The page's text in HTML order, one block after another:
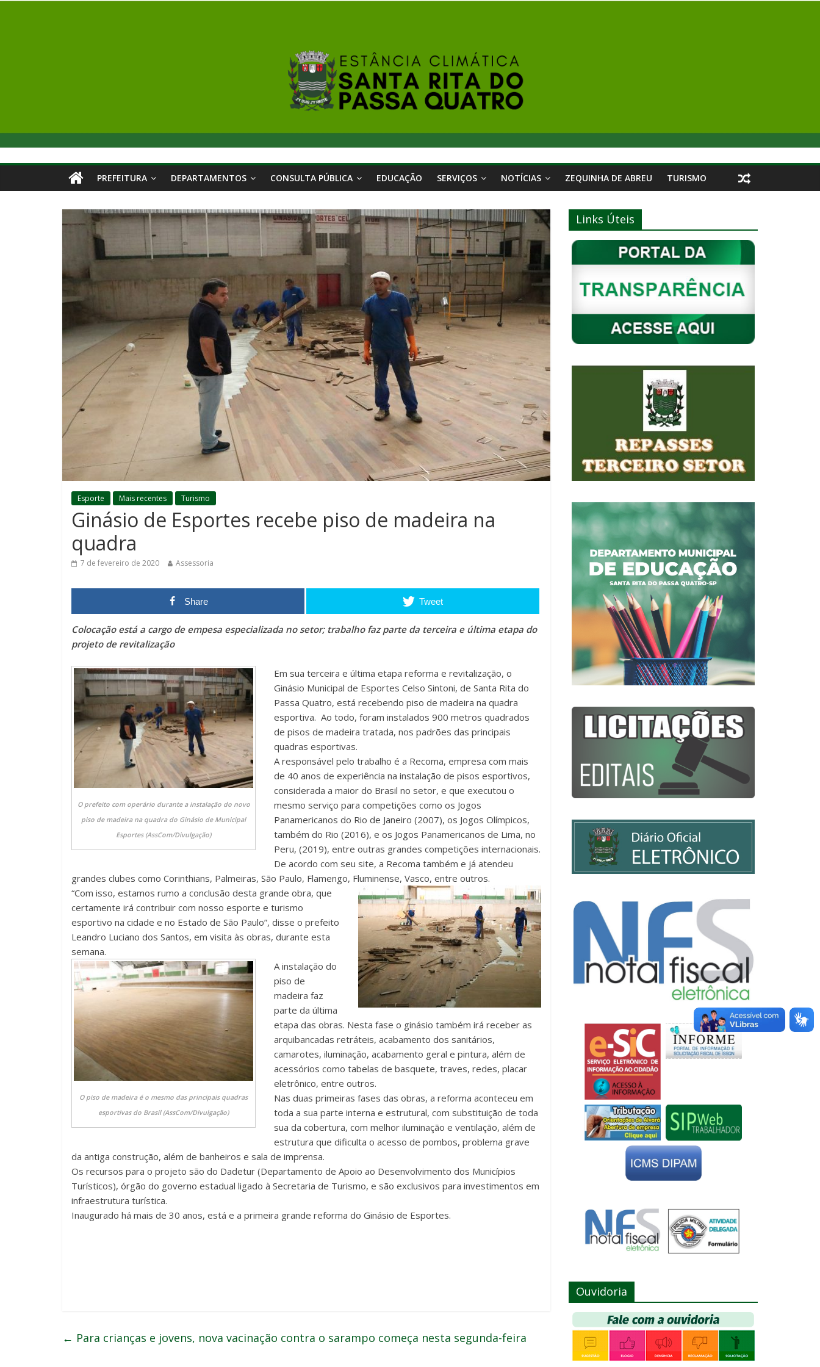
PREFEITURA DEPARTAMENTOS CONSULTA PÚBLICA EDUCAÇÃO SERVIÇOS NOTÍCIAS ZEQUINHA DE ABREU TURISMO
Esporte Mais recentes Turismo
Ginásio de Esportes recebe piso de madeira na
quadra
7 de fevereiro de 2020 Assessoria
Share Tweet
Colocação está a cargo de empesa especializada no setor; trabalho faz parte da terceira e última etapa do
projeto de revitalização
O prefeito com operário durante a instalação do novo
piso de madeira na quadra do Ginásio de Municipal
Esportes (AssCom/Divulgação)
Em sua terceira e última etapa reforma e revitalização, o
Ginásio Municipal de Esportes Celso Sintoni, de Santa Rita do
Passa Quatro, está recebendo piso de madeira na quadra
esportiva. Ao todo, foram instalados 900 metros quadrados
de pisos de madeira tratada, nos padrões das principais
quadras esportivas.
A responsável pelo trabalho é a Recoma, empresa com mais
de 40 anos de experiência na instalação de pisos esportivos,
considerada a maior do Brasil no setor, e que executou o
mesmo serviço para competições como os Jogos
Panamericanos do Rio de Janeiro (2007), os Jogos Olímpicos,
também do Rio (2016), e os Jogos Panamericanos de Lima, no
Peru, (2019), entre outras grandes competições internacionais.
De acordo com seu site, a Recoma também e já atendeu
grandes clubes como Corinthians, Palmeiras, São Paulo, Flamengo, Fluminense, Vasco, entre outros.
“Com isso, estamos rumo a conclusão desta grande obra, que
certamente irá contribuir com nosso esporte e turismo
esportivo na cidade e no Estado de São Paulo”, disse o prefeito
Leandro Luciano dos Santos, em visita às obras, durante esta
semana.
O piso de madeira é o mesmo das principais quadras
esportivas do Brasil (AssCom/Divulgação)
A instalação do
piso de
madeira faz
parte da última
etapa das obras. Nesta fase o ginásio também irá receber as
arquibancadas retráteis, acabamento dos sanitários,
camarotes, iluminação, acabamento geral e pintura, além de
acessórios como tabelas de basquete, traves, redes, placar
eletrônico, entre outros.
Nas duas primeiras fases das obras, a reforma aconteceu em
toda a sua parte interna e estrutural, com substituição de toda
sua da cobertura, com melhor iluminação e ventilação, além de
estrutura que dificulta o acesso de pombos, problema grave
da antiga construção, além de banheiros e sala de imprensa.
Os recursos para o projeto são do Dadetur (Departamento de Apoio ao Desenvolvimento dos Municípios
Turísticos), órgão do governo estadual ligado à Secretaria de Turismo, e são exclusivos para investimentos em
infraestrutura turística.
Inaugurado há mais de 30 anos, está e a primeira grande reforma do Ginásio de Esportes.
← Para crianças e jovens, nova vacinação contra o sarampo começa nesta segunda-feira
Links Úteis
Ouvidoria